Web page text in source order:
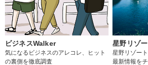
ビジネスWalker
気になるビジネスのアレコレ、ヒット
の裏側を徹底調査
星野リゾ
星野リゾー
最新情報を